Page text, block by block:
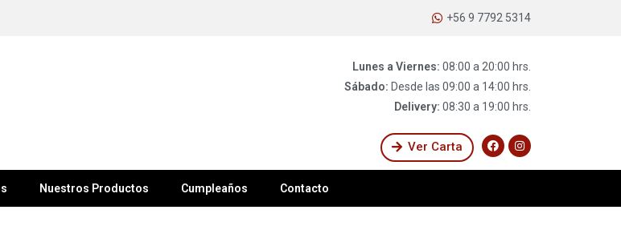
+56 9 7792 5314
Lunes a Viernes: 08:00 a 20:00 hrs.
Sábado: Desde las 09:00 a 14:00 hrs.
Delivery: 08:30 a 19:00 hrs.
Ver Carta
Nuestros Productos Cumpleaños Contacto